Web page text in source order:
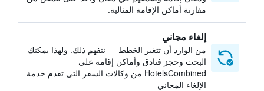
مقارنة أماكن الإقامة المثالية.
إلغاء مجاني
من الوارد أن تتغير الخطط — نتفهم ذلك. ولهذا يمكنك
البحث وحجز فنادق وأماكن إقامة على
HotelsCombined من وكالات السفر التي تقدم خدمة
الإلغاء المجاني